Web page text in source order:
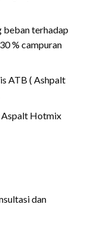
beban terhadap
% campuran
ATB ( Ashpalt
Aspalt Hotmix
dan